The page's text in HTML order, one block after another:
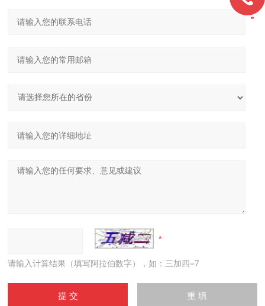
请输入计算结果（填写阿拉伯数字），如：三加四=7